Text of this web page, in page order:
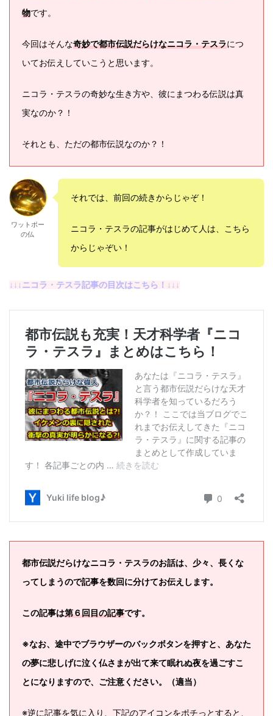
物です。
今回はそんな奇妙で都市伝説だらけなニコラ・テスラにつ
いてお伝えしていこうと思います。
ニコラ・テスラの奇妙な生き方や、彼にまつわる伝説は真
実なのか？！
それとも、ただの都市伝説なのか？！
ワットポー
の仏
それでは、前回の続きからじゃぞ！
ニコラ・テスラの記事がはじめて人は、こちら
からじゃぞい！
↓↓↓ニコラ・テスラ記事の目次はこちら！↓↓↓
都市伝説だらけなニコラ・テスラのお話は、少々、長くな
ってしまうので記事を数回に分けてお伝えします。
この記事は第６回目の記事です。
※なお、途中でブラウザーのバックボタンを押すと、あなた
の夢に悲しげに泣く仏さまが出て来て眠れぬ夜を過ごすこ
とになりますので、ご注意ください。（適当）
※逆に記事を気に入り、下記のアイコンをポチっとすると、